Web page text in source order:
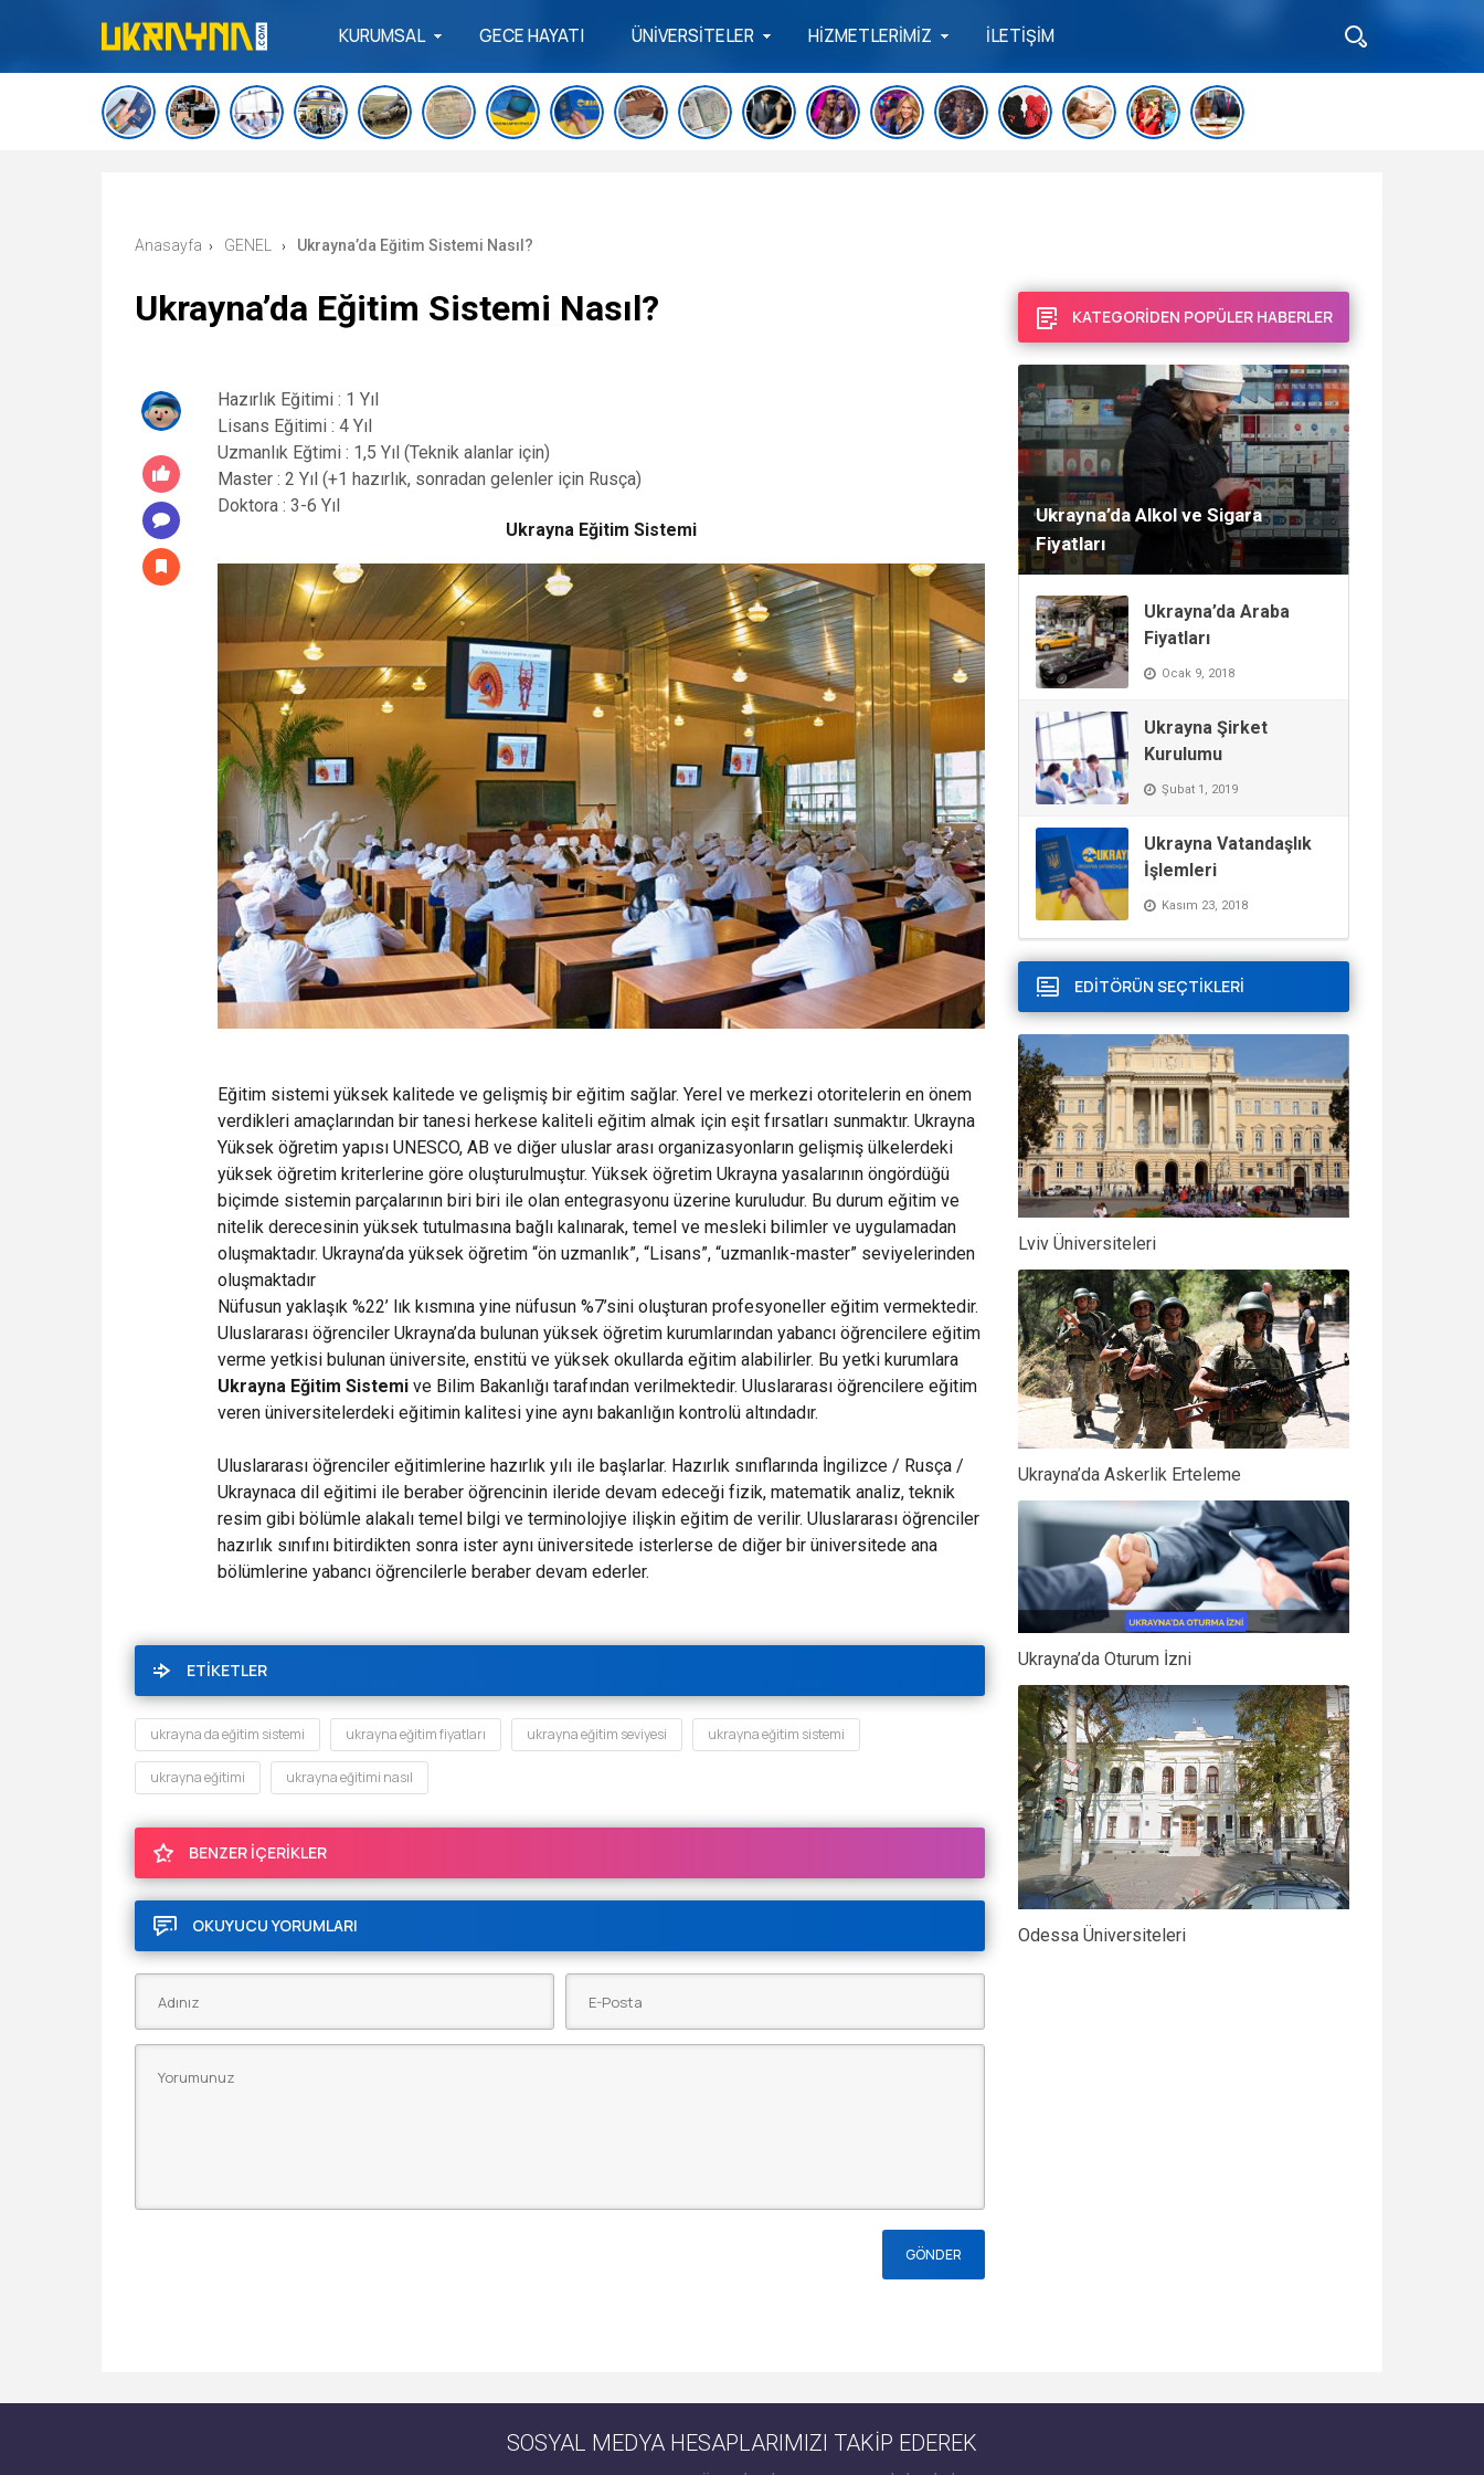
KURUMSAL GECE HAYATI ÜNİVERSİTELER HİZMETLERİMİZ İLETİŞİM
Anasayfa › GENEL › Ukrayna’da Eğitim Sistemi Nasıl?
Ukrayna’da Eğitim Sistemi Nasıl?
Hazırlık Eğitimi : 1 Yıl
Lisans Eğitimi : 4 Yıl
Uzmanlık Eğtimi : 1,5 Yıl (Teknik alanlar için)
Master : 2 Yıl (+1 hazırlık, sonradan gelenler için Rusça)
Doktora : 3-6 Yıl
Ukrayna Eğitim Sistemi
Eğitim sistemi yüksek kalitede ve gelişmiş bir eğitim sağlar. Yerel ve merkezi otoritelerin en önem
verdikleri amaçlarından bir tanesi herkese kaliteli eğitim almak için eşit fırsatları sunmaktır. Ukrayna
Yüksek öğretim yapısı UNESCO, AB ve diğer uluslar arası organizasyonların gelişmiş ülkelerdeki
yüksek öğretim kriterlerine göre oluşturulmuştur. Yüksek öğretim Ukrayna yasalarının öngördüğü
biçimde sistemin parçalarının biri biri ile olan entegrasyonu üzerine kuruludur. Bu durum eğitim ve
nitelik derecesinin yüksek tutulmasına bağlı kalınarak, temel ve mesleki bilimler ve uygulamadan
oluşmaktadır. Ukrayna’da yüksek öğretim “ön uzmanlık”, “Lisans”, “uzmanlık-master” seviyelerinden
oluşmaktadır
Nüfusun yaklaşık %22’ lık kısmına yine nüfusun %7’sini oluşturan profesyoneller eğitim vermektedir.
Uluslararası öğrenciler Ukrayna’da bulunan yüksek öğretim kurumlarından yabancı öğrencilere eğitim
verme yetkisi bulunan üniversite, enstitü ve yüksek okullarda eğitim alabilirler. Bu yetki kurumlara
Ukrayna Eğitim Sistemi ve Bilim Bakanlığı tarafından verilmektedir. Uluslararası öğrencilere eğitim
veren üniversitelerdeki eğitimin kalitesi yine aynı bakanlığın kontrolü altındadır.
Uluslararası öğrenciler eğitimlerine hazırlık yılı ile başlarlar. Hazırlık sınıflarında İngilizce / Rusça /
Ukraynaca dil eğitimi ile beraber öğrencinin ileride devam edeceği fizik, matematik analiz, teknik
resim gibi bölümle alakalı temel bilgi ve terminolojiye ilişkin eğitim de verilir. Uluslararası öğrenciler
hazırlık sınıfını bitirdikten sonra ister aynı üniversitede isterlerse de diğer bir üniversitede ana
bölümlerine yabancı öğrencilerle beraber devam ederler.
ETİKETLER
ukrayna da eğitim sistemi ukrayna eğitim fiyatları ukrayna eğitim seviyesi ukrayna eğitim sistemi
ukrayna eğitimi ukrayna eğitimi nasıl
BENZER İÇERİKLER
OKUYUCU YORUMLARI
KATEGORİDEN POPÜLER HABERLER
Ocak 8, 2018
Ukrayna’da Alkol ve Sigara
Fiyatları
Ukrayna’da Araba
Fiyatları
Ocak 9, 2018
Ukrayna Şirket
Kurulumu
Şubat 1, 2019
Ukrayna Vatandaşlık
İşlemleri
Kasım 23, 2018
EDİTÖRÜN SEÇTİKLERİ
Lviv Üniversiteleri
Ukrayna’da Askerlik Erteleme
Ukrayna’da Oturum İzni
Odessa Üniversiteleri
SOSYAL MEDYA HESAPLARIMIZI TAKİP EDEREK